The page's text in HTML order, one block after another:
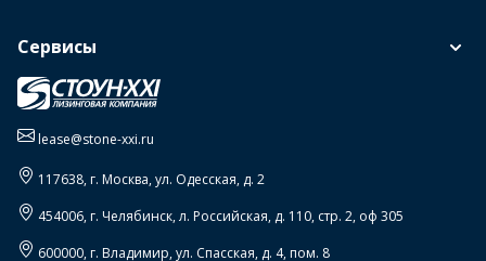
Сервисы
lease@stone-xxi.ru
117638, г. Москва,ул. Одесская, д. 2
454006, г. Челябинск,л. Российская, д. 110, стр. 2, оф 305
600000, г. Владимир,ул. Спасская, д. 4, пом. 8